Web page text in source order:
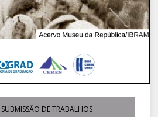
SUBMISSÃO DE TRABALHOS